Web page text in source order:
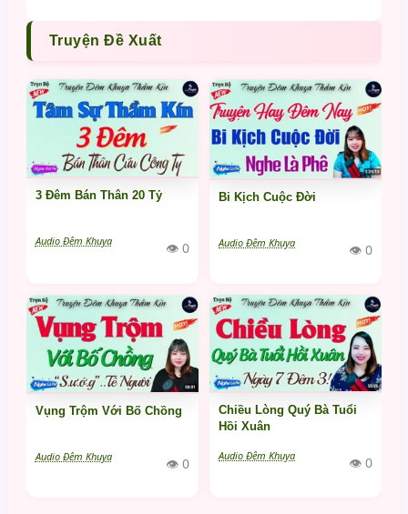
Truyện Đề Xuất
3 Đêm Bán Thân 20 Tỷ
Audio Đêm Khuya 👁 0
Bi Kịch Cuộc Đời
Audio Đêm Khuya 👁 0
Vụng Trộm Với Bố Chồng
Audio Đêm Khuya 👁 0
Chiều Lòng Quý Bà Tuổi
Hồi Xuân
Audio Đêm Khuya 👁 0